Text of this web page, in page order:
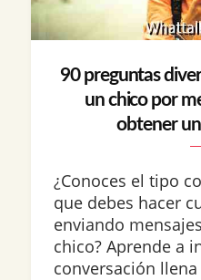
90 preguntas
un chico por
obtener
¿Conoces el tipo
que debes hacer
enviando
chico? Aprende a
conversación